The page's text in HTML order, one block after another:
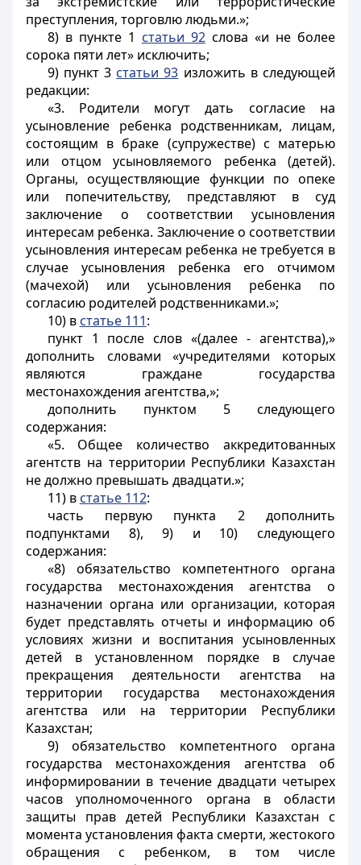
преступления, торговлю людьми.»;
8) в пункте 1 статьи 92слова «и не более
сорока пяти лет» исключить;
9) пункт 3 статьи 93 изложить в следующей
редакции:
«3. Родители могут дать согласие на
усыновление ребенка родственникам, лицам,
состоящим в браке (супружестве) с матерью
или отцом усыновляемого ребенка (детей).
Органы, осуществляющие функции по опеке
или попечительству, представляют в суд
заключение о соответствии усыновления
интересам ребенка. Заключение о соответствии
усыновления интересам ребенка не требуется в
случае усыновления ребенка его отчимом
(мачехой) или усыновления ребенка по
согласию родителей родственниками.»;
10) в статье 111:
пункт 1 после слов «(далее - агентства),»
дополнить словами «учредителями которых
являются граждане государства
местонахождения агентства,»;
дополнить пунктом 5 следующего
содержания:
«5. Общее количество аккредитованных
агентств на территории Республики Казахстан
не должно превышать двадцати.»;
11) в статье 112:
часть первую пункта 2 дополнить
подпунктами 8), 9) и 10) следующего
содержания:
«8) обязательство компетентного органа
государства местонахождения агентства о
назначении органа или организации, которая
будет представлять отчеты и информацию об
условиях жизни и воспитания усыновленных
детей в установленном порядке в случае
прекращения деятельности агентства на
территории государства местонахождения
агентства или на территории Республики
Казахстан;
9) обязательство компетентного органа
государства местонахождения агентства об
информировании в течение двадцати четырех
часов уполномоченного органа в области
защиты прав детей Республики Казахстан с
момента установления факта смерти, жестокого
обращения с ребенком, в том числе